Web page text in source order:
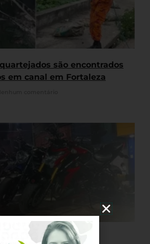
são encontrados
em canal em Fortaleza
quatro motocicletas